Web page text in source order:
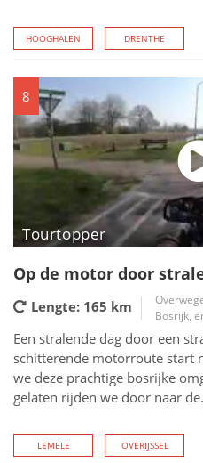
HOOGHALEN DRENTHE
8
Tourtopper
Op de motor door
Lengte: 165 km
Bosrijk,
Een stralende dag door een
schitterende motorroute start
we deze prachtige bosrijke
gelaten rijden we door naar
LEMELE OVERIJSSEL